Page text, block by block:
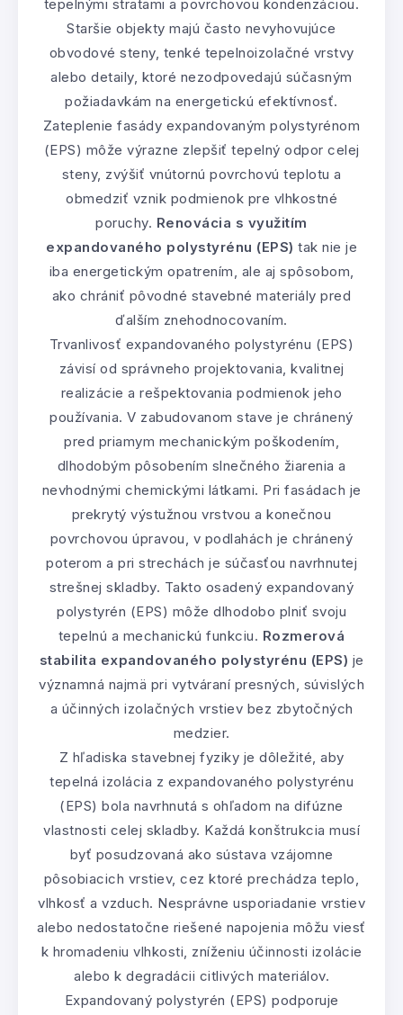
tepelnými stratami a povrchovou kondenzáciou.
Staršie objekty majú často nevyhovujúce
obvodové steny, tenké tepelnoizolačné vrstvy
alebo detaily, ktoré nezodpovedajú súčasným
požiadavkám na energetickú efektívnosť.
Zateplenie fasády expandovaným polystyrénom
(EPS) môže výrazne zlepšiť tepelný odpor celej
steny, zvýšiť vnútornú povrchovú teplotu a
obmedziť vznik podmienok pre vlhkostné
poruchy. Renovácia s využitím
expandovaného polystyrénu (EPS) tak nie je
iba energetickým opatrením, ale aj spôsobom,
ako chrániť pôvodné stavebné materiály pred
ďalším znehodnocovaním.
Trvanlivosť expandovaného polystyrénu (EPS)
závisí od správneho projektovania, kvalitnej
realizácie a rešpektovania podmienok jeho
používania. V zabudovanom stave je chránený
pred priamym mechanickým poškodením,
dlhodobým pôsobením slnečného žiarenia a
nevhodnými chemickými látkami. Pri fasádach je
prekrytý výstužnou vrstvou a konečnou
povrchovou úpravou, v podlahách je chránený
poterom a pri strechách je súčasťou navrhnutej
strešnej skladby. Takto osadený expandovaný
polystyrén (EPS) môže dlhodobo plniť svoju
tepelnú a mechanickú funkciu. Rozmerová
stabilita expandovaného polystyrénu (EPS) je
významná najmä pri vytváraní presných, súvislých
a účinných izolačných vrstiev bez zbytočných
medzier.
Z hľadiska stavebnej fyziky je dôležité, aby
tepelná izolácia z expandovaného polystyrénu
(EPS) bola navrhnutá s ohľadom na difúzne
vlastnosti celej skladby. Každá konštrukcia musí
byť posudzovaná ako sústava vzájomne
pôsobiacich vrstiev, cez ktoré prechádza teplo,
vlhkosť a vzduch. Nesprávne usporiadanie vrstiev
alebo nedostatočne riešené napojenia môžu viesť
k hromadeniu vlhkosti, zníženiu účinnosti izolácie
alebo k degradácii citlivých materiálov.
Expandovaný polystyrén (EPS) podporuje